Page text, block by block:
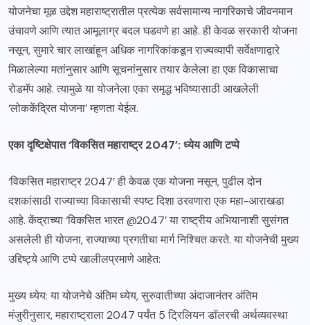
योजनेचा मूळ उद्देश महाराष्ट्रातील प्रत्येक सर्वसामान्य नागरिकाचे जीवनमान
उंचावणे आणि त्यात आमूलाग्र बदल घडवणे हा आहे. ही केवळ सरकारी योजना
नसून, सुमारे चार लाखांहून अधिक नागरिकांकडून राज्यव्यापी सर्वेक्षणाद्वारे
मिळालेल्या मतांनुसार आणि सूचनांनुसार तयार केलेला हा एक विकासाचा
रोडमॅप आहे. त्यामुळे या योजनेला एका समृद्ध भविष्यासाठी आखलेली
‘लोककेंद्रित योजना’ म्हणता येईल.
एका दृष्टिक्षेपात ‘विकसित महाराष्ट्र 2047’: ध्येय आणि टप्पे
‘विकसित महाराष्ट्र 2047’ ही केवळ एक योजना नसून, पुढील दोन
दशकांसाठी राज्याच्या विकासाची स्पष्ट दिशा ठरवणारा एक महा-आराखडा
आहे. केंद्राच्या ‘विकसित भारत @2047’ या राष्ट्रीय अभियानाशी सुसंगत
असलेली ही योजना, राज्याच्या प्रगतीचा मार्ग निश्चित करते. या योजनेची मुख्य
उद्दिष्ट्ये आणि टप्पे खालीलप्रमाणे आहेत:
मुख्य ध्येय: या योजनेचे अंतिम ध्येय, सुरुवातीच्या अंदाजानंतर अंतिम
मंजुरीनुसार, महाराष्ट्राला 2047 पर्यंत 5 ट्रिलियन डॉलरची अर्थव्यवस्था